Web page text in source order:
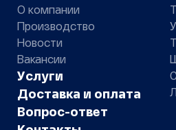
О компании
Производство
Новости
Вакансии
Услуги
Доставка и оплата
Вопрос-ответ